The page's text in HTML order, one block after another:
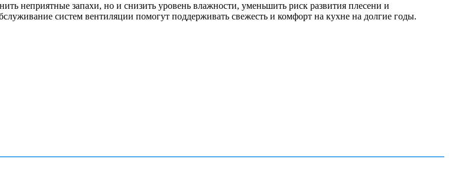
неприятные запахи, но и снизить уровень влажности, уменьшить риск развития плесени и
систем вентиляции помогут поддерживать свежесть и комфорт на кухне на долгие годы.